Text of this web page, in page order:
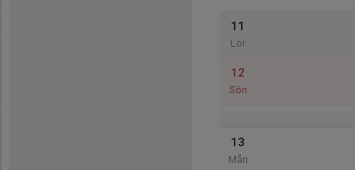
11
Lör
12
Sön
13
Mån